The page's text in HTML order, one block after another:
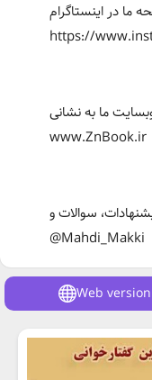
https://
www.ZnBook.ir
@Mahdi_Makki
Web version